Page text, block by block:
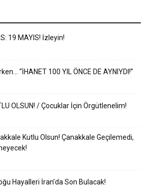
19 MAYIS! İzleyin!
“İHANET 100 YIL ÖNCE DE AYNIYDI!”
OLSUN! / Çocuklar İçin Örgütlenelim!
Kutlu Olsun! Çanakkale Geçilemedi,
Hayalleri İran’da Son Bulacak!